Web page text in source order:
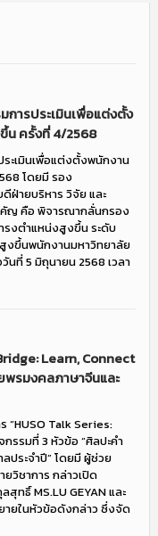
ารประเมินเพื่อแต่งตั้ง
น ครั้งที่ 4/2568
ะเมินเพื่อแต่งตั้งพนักงาน
โดยมี รอง
ฝ่ายบริหาร วิจัย และ
คัญ คือ พิจารณากลั่นกรอง
รงตำแหน่งสูงขึ้น ระดับ
งขึ้นพนักงานมหาวิทยาลัย
ที่ 5 มิถุนายน 2568 เวลา
Learn, Connect
พรมงคลภาษาจีนและ
Talk Series:
รรมที่ 3 หัวข้อ “ศิลปะคำ
ประจำปี” โดยมี ผู้ช่วย
วิชาการ กล่าวเปิด
ทธิ์ MS.LU GEYAN และ
ายในหัวข้อดังกล่าว ซึ่งจัด